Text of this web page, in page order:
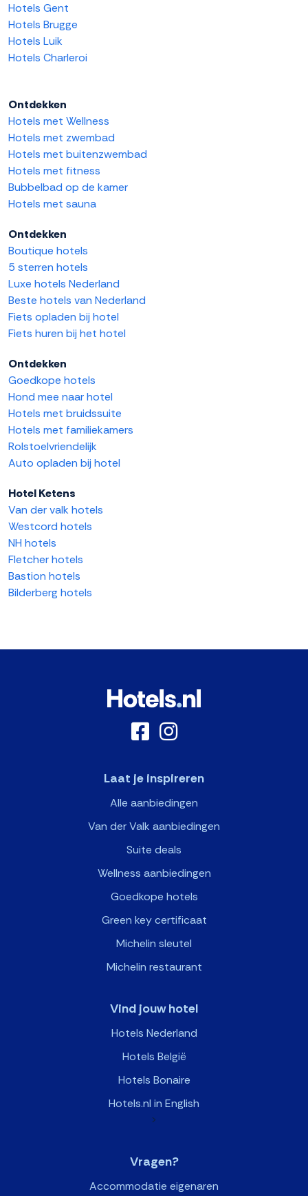
Hotels Gent
Hotels Brugge
Hotels Luik
Hotels Charleroi
Ontdekken
Hotels met Wellness
Hotels met zwembad
Hotels met buitenzwembad
Hotels met fitness
Bubbelbad op de kamer
Hotels met sauna
Ontdekken
Boutique hotels
5 sterren hotels
Luxe hotels Nederland
Beste hotels van Nederland
Fiets opladen bij hotel
Fiets huren bij het hotel
Ontdekken
Goedkope hotels
Hond mee naar hotel
Hotels met bruidssuite
Hotels met familiekamers
Rolstoelvriendelijk
Auto opladen bij hotel
Hotel Ketens
Van der valk hotels
Westcord hotels
NH hotels
Fletcher hotels
Bastion hotels
Bilderberg hotels
Laat je inspireren
Alle aanbiedingen
Van der Valk aanbiedingen
Suite deals
Wellness aanbiedingen
Goedkope hotels
Green key certificaat
Michelin sleutel
Michelin restaurant
Vind jouw hotel
Hotels Nederland
Hotels België
Hotels Bonaire
Hotels.nl in English
>
Vragen?
Accommodatie eigenaren